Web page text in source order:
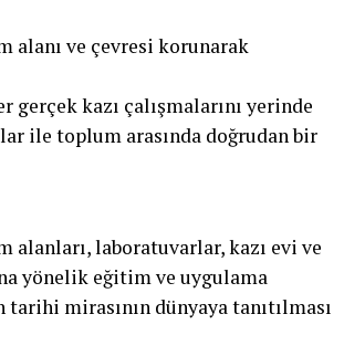
alanı ve çevresi korunarak
kazı çalışmalarını yerinde
ile toplum arasında doğrudan bir
laboratuvarlar, kazı evi ve
yönelik eğitim ve uygulama
mirasının dünyaya tanıtılması